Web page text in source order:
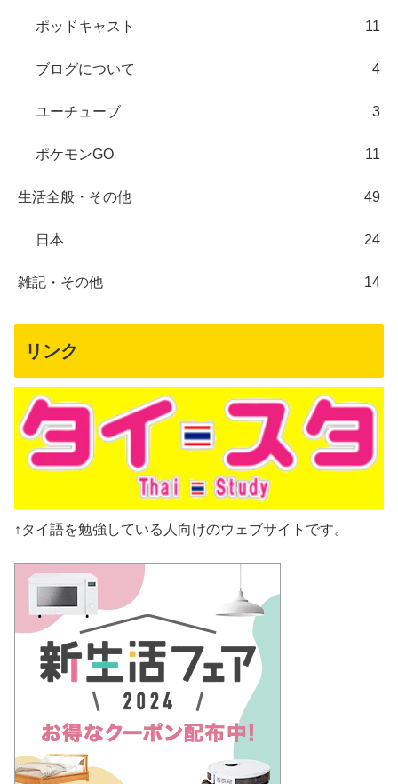
ポッドキャスト 11
ブログについて 4
ユーチューブ 3
ポケモンGO 11
生活全般・その他 49
日本 24
雑記・その他 14
リンク
↑タイ語を勉強している人向けのウェブサイトです。